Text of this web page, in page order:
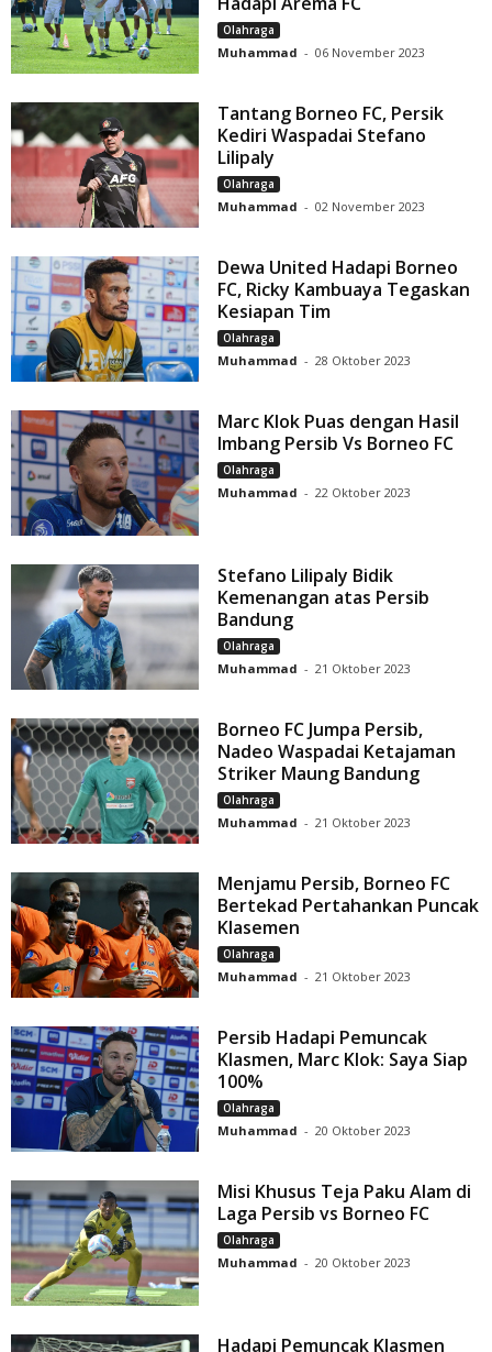
Olahraga
Muhammad - 06 November 2023
Tantang Borneo FC, Persik
Kediri Waspadai Stefano
Lilipaly
Olahraga
Muhammad - 02 November 2023
Dewa United Hadapi Borneo
FC, Ricky Kambuaya Tegaskan
Kesiapan Tim
Olahraga
Muhammad - 28 Oktober 2023
Marc Klok Puas dengan Hasil
Imbang Persib Vs Borneo FC
Olahraga
Muhammad - 22 Oktober 2023
Stefano Lilipaly Bidik
Kemenangan atas Persib
Bandung
Olahraga
Muhammad - 21 Oktober 2023
Borneo FC Jumpa Persib,
Nadeo Waspadai Ketajaman
Striker Maung Bandung
Olahraga
Muhammad - 21 Oktober 2023
Menjamu Persib, Borneo FC
Bertekad Pertahankan Puncak
Klasemen
Olahraga
Muhammad - 21 Oktober 2023
Persib Hadapi Pemuncak
Klasmen, Marc Klok: Saya Siap
100%
Olahraga
Muhammad - 20 Oktober 2023
Misi Khusus Teja Paku Alam di
Laga Persib vs Borneo FC
Olahraga
Muhammad - 20 Oktober 2023
Hadapi Pemuncak Klasmen